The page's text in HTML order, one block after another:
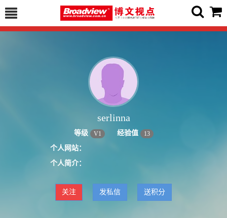
serlinna
等级 V1 经验值 13
个人网站：
个人简介：
关注 发私信 送积分